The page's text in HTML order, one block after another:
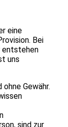
eine
Bei
entstehen
uns
Gewähr.
sind zur